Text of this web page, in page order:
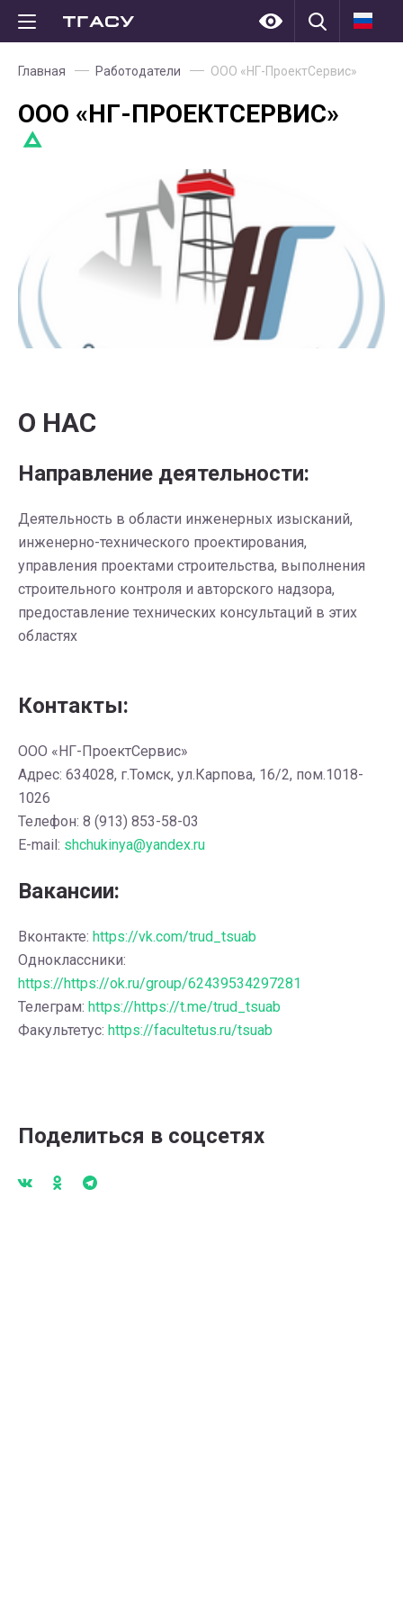
Главная Работодатели ООО «НГ-ПроектСервис»
ООО «НГ-ПРОЕКТСЕРВИС»
О НАС
Направление деятельности:
Деятельность в области инженерных изысканий,
инженерно-технического проектирования,
управления проектами строительства, выполнения
строительного контроля и авторского надзора,
предоставление технических консультаций в этих
областях
Контакты:
ООО «НГ-ПроектСервис»
Адрес: 634028, г.Томск, ул.Карпова, 16/2, пом.1018-
1026
Телефон: 8 (913) 853-58-03
E-mail: shchukinya@yandex.ru
Вакансии:
Вконтакте: https://vk.com/trud_tsuab
Одноклассники:
https://https://ok.ru/group/62439534297281
Телеграм: https://https://t.me/trud_tsuab
Факультетус: https://facultetus.ru/tsuab
Поделиться в соцсетях